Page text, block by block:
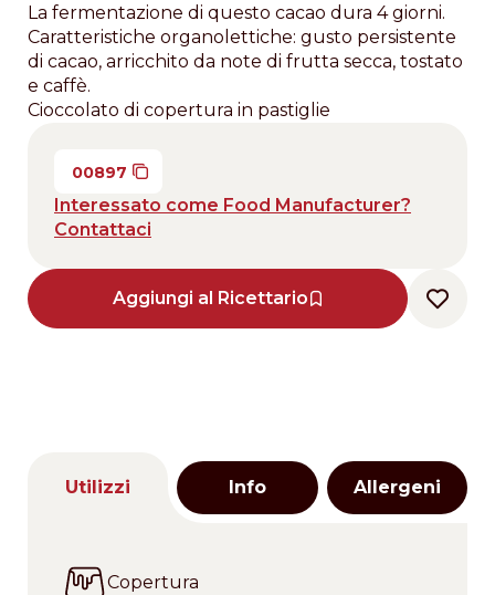
La fermentazione di questo cacao dura 4 giorni.
Caratteristiche organolettiche: gusto persistente
di cacao, arricchito da note di frutta secca, tostato
e caffè.
Cioccolato di copertura in pastiglie
00897
Interessato come Food Manufacturer?
Contattaci
Aggiungi al Ricettario
Utilizzi Info Allergeni
Copertura